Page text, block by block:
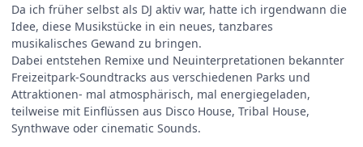
Da ich früher selbst als DJ aktiv war, hatte ich irgendwann die
Idee, diese Musikstücke in ein neues, tanzbares
musikalisches Gewand zu bringen.
Dabei entstehen Remixe und Neuinterpretationen bekannter
Freizeitpark-Soundtracks aus verschiedenen Parks und
Attraktionen- mal atmosphärisch, mal energiegeladen,
teilweise mit Einflüssen aus Disco House, Tribal House,
Synthwave oder cinematic Sounds.